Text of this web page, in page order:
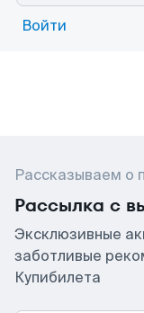
Войти
Рассказываем о
Рассылка с
Эксклюзивные
заботливые
Купибилета